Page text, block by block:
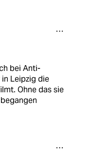
bei Anti-
in Leipzig die
Ohne das sie